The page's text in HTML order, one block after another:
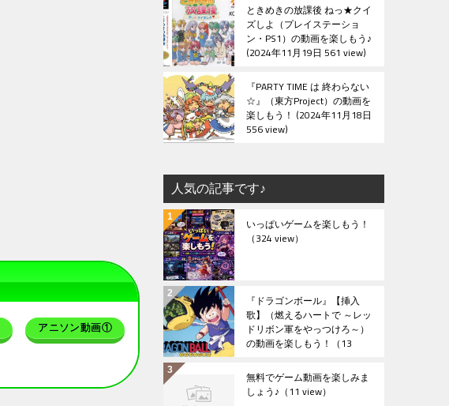
アニソン動画①
ときめきの放課後 ねっ★クイ
ズしよ（プレイステーショ
ン・PS1）の動画を楽しもう♪
2024年11月19日 561 view
『PARTY TIME は 終わらない
☆』（東方Project）の動画を
楽しもう！ 2024年11月18日
556 view
人気の記事です♪
いっぱいゲームを楽しもう！
（324 view）
『ドラゴンボール』【挿入
歌】（燃えるハートで ～レッ
ドリボン軍をやっつけろ～）
の動画を楽しもう！ （13
無料でゲーム動画を楽しみま
しょう♪ （11 view）